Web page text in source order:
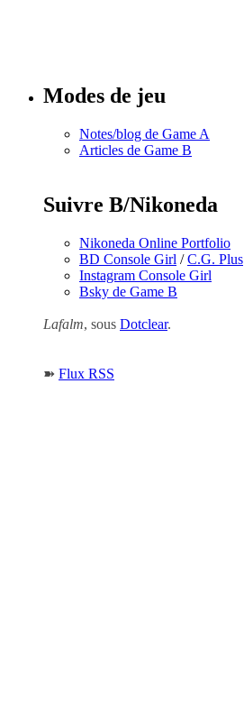
Modes de jeu
Notes/blog de Game A
Articles de Game B
Suivre B/Nikoneda
Nikoneda Online Portfolio
BD Console Girl /C.G. Plus
Instagram Console Girl
Bsky de Game B
Lafalm, sous Dotclear.
➽ Flux RSS